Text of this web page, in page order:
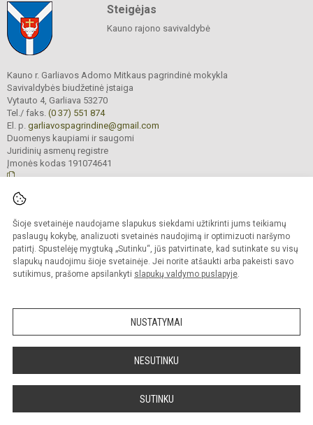
Šioje svetainėje naudojame slapukus siekdami užtikrinti jums teikiamų
paslaugų kokybę, analizuoti svetainės naudojimą ir optimizuoti naršymo
patirtį. Spustelėję mygtuką „Sutinku“, jūs patvirtinate, kad sutinkate su visų
slapukų naudojimu šioje svetainėje. Jei norite atšaukti arba pakeisti savo
sutikimus, prašome apsilankyti slapukų valdymo puslapyje.
NUSTATYMAI
NESUTINKU
SUTINKU
Steigėjas
Kauno rajono savivaldybė
Kauno r. Garliavos Adomo Mitkaus pagrindinė mokykla
Savivaldybės biudžetinė įstaiga
Vytauto 4, Garliava 53270
Tel./ faks. (0 37) 551 874
El. p. garliavospagrindine@gmail.com
Duomenys kaupiami ir saugomi
Juridinių asmenų registre
Įmonės kodas 191074641
saugomos.
Kopijuoti turinį be raštiško įstaigos administracijos sutikimo griežtai draudžiama
Prieinamumo paraiška Slapukų valdymas
Sumanus būdas atnaujinti